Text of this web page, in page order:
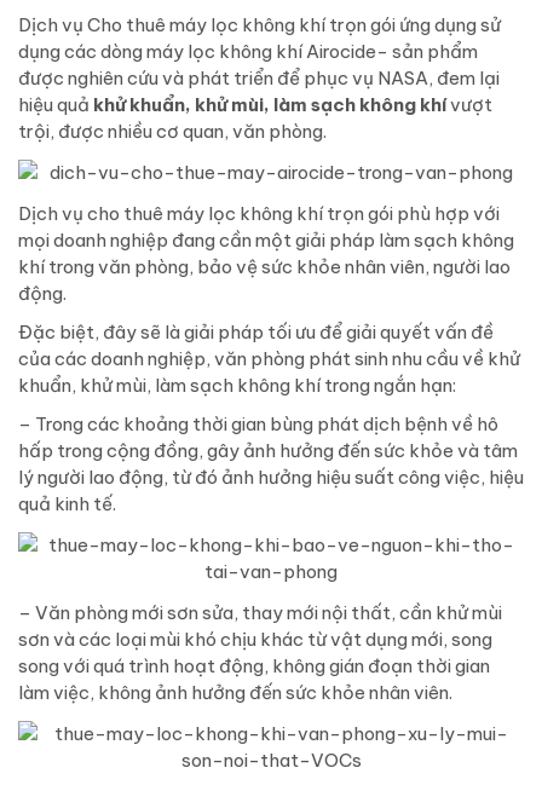
Dịch vụ Cho thuê máy lọc không khí trọn gói ứng dụng sử
dụng các dòng máy lọc không khí Airocide- sản phẩm
được nghiên cứu và phát triển để phục vụ NASA, đem lại
hiệu quả khử khuẩn, khử mùi, làm sạch không khívượt
trội, được nhiều cơ quan, văn phòng.
Dịch vụ cho thuê máy lọc không khí trọn gói phù hợp với
mọi doanh nghiệp đang cần một giải pháp làm sạch không
khí trong văn phòng, bảo vệ sức khỏe nhân viên, người lao
động.
Đặc biệt, đây sẽ là giải pháp tối ưu để giải quyết vấn đề
của các doanh nghiệp, văn phòng phát sinh nhu cầu về khử
khuẩn, khử mùi, làm sạch không khí trong ngắn hạn:
– Trong các khoảng thời gian bùng phát dịch bệnh về hô
hấp trong cộng đồng, gây ảnh hưởng đến sức khỏe và tâm
lý người lao động, từ đó ảnh hưởng hiệu suất công việc, hiệu
quả kinh tế.
– Văn phòng mới sơn sửa, thay mới nội thất, cần khử mùi
sơn và các loại mùi khó chịu khác từ vật dụng mới, song
song với quá trình hoạt động, không gián đoạn thời gian
làm việc, không ảnh hưởng đến sức khỏe nhân viên.